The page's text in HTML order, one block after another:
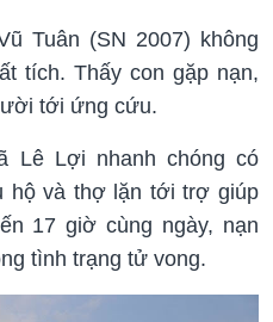
Tuân (SN 2007) không
tích. Thấy con gặp nạn,
tới ứng cứu.
Lê Lợi nhanh chóng có
hộ và thợ lặn tới trợ giúp
17 giờ cùng ngày, nạn
tình trạng tử vong.